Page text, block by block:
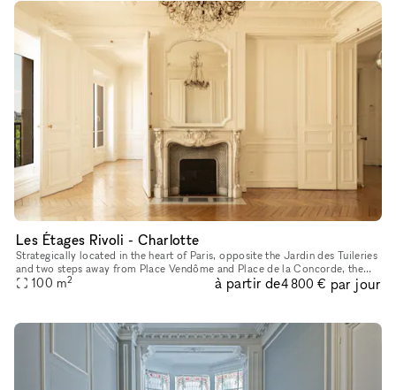
Les Étages Rivoli - Charlotte
Strategically located in the heart of Paris, opposite the Jardin des Tuileries
and two steps away from Place Vendôme and Place de la Concorde, the
showroom features the charm of a cozy Parisian appar
100 m2 à partir de4 800 € par jour